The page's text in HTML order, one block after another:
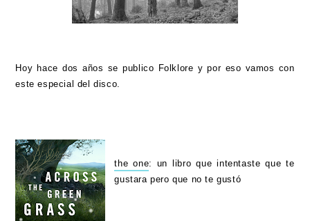
Hoy hace dos años se publico Folklore y por eso vamos con
este especial del disco.
the one: un libro que intentaste que te
gustara pero que no te gustó